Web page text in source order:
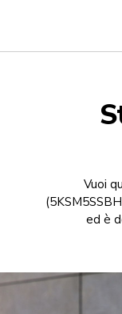
Vuoi
ed è